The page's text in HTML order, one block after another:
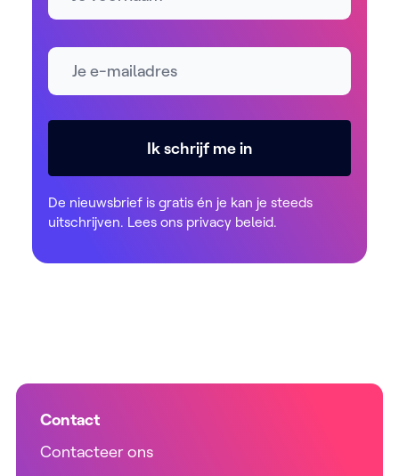
E-mailadres *
Ik schrijf me in
De nieuwsbrief is gratis én je kan je steeds
uitschrijven. Lees ons privacy beleid.
Contact
Contacteer ons